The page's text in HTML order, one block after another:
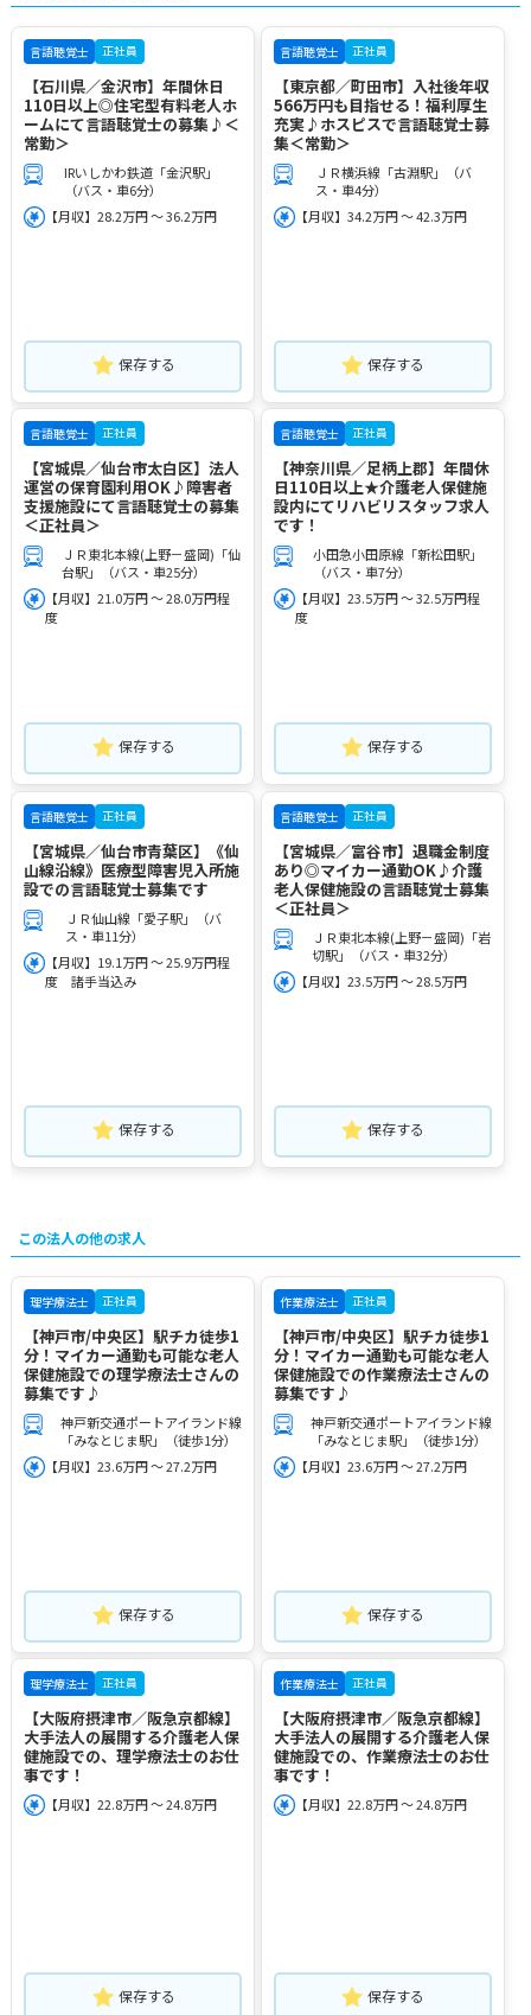
言語聴覚士 正社員
【石川県／金沢市】年間休日
110日以上◎住宅型有料老人ホ
ームにて言語聴覚士の募集♪＜
常勤＞
IRいしかわ鉄道「金沢駅」
（バス・車6分）
【月収】28.2万円 ～ 36.2万円
保存する
言語聴覚士 正社員
【東京都／町田市】入社後年収
566万円も目指せる！福利厚生
充実♪ホスピスで言語聴覚士募
集＜常勤＞
ＪＲ横浜線「古淵駅」（バ
ス・車4分）
【月収】34.2万円 ～ 42.3万円
保存する
言語聴覚士 正社員
【宮城県／仙台市太白区】法人
運営の保育園利用OK♪障害者
支援施設にて言語聴覚士の募集
＜正社員＞
ＪＲ東北本線(上野－盛岡)「仙
台駅」（バス・車25分）
【月収】21.0万円 ～ 28.0万円程
度
保存する
言語聴覚士 正社員
【神奈川県／足柄上郡】年間休
日110日以上★介護老人保健施
設内にてリハビリスタッフ求人
です！
小田急小田原線「新松田駅」
（バス・車7分）
【月収】23.5万円 ～ 32.5万円程
度
保存する
言語聴覚士 正社員
【宮城県／仙台市青葉区】《仙
山線沿線》医療型障害児入所施
設での言語聴覚士募集です
ＪＲ仙山線「愛子駅」（バ
ス・車11分）
【月収】19.1万円 ～ 25.9万円程
度 諸手当込み
保存する
言語聴覚士 正社員
【宮城県／富谷市】退職金制度
あり◎マイカー通勤OK♪介護
老人保健施設の言語聴覚士募集
＜正社員＞
ＪＲ東北本線(上野－盛岡)「岩
切駅」（バス・車32分）
【月収】23.5万円 ～ 28.5万円
保存する
この法人の他の求人
理学療法士 正社員
【神戸市/中央区】駅チカ徒歩1
分！マイカー通勤も可能な老人
保健施設での理学療法士さんの
募集です♪
神戸新交通ポートアイランド線
「みなとじま駅」（徒歩1分）
【月収】23.6万円 ～ 27.2万円
保存する
作業療法士 正社員
【神戸市/中央区】駅チカ徒歩1
分！マイカー通勤も可能な老人
保健施設での作業療法士さんの
募集です♪
神戸新交通ポートアイランド線
「みなとじま駅」（徒歩1分）
【月収】23.6万円 ～ 27.2万円
保存する
理学療法士 正社員
【大阪府摂津市／阪急京都線】
大手法人の展開する介護老人保
健施設での、理学療法士のお仕
事です！
【月収】22.8万円 ～ 24.8万円
保存する
作業療法士 正社員
【大阪府摂津市／阪急京都線】
大手法人の展開する介護老人保
健施設での、作業療法士のお仕
事です！
【月収】22.8万円 ～ 24.8万円
保存する